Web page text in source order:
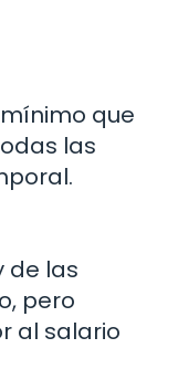
que
las
de las
pero
al salario